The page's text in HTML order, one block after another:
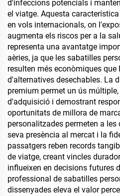
d'infeccions potencials i
el viatge. Aquesta
en vols internacionals, on
augmenta els riscos per a la
representa una avantatge
aèries, ja que les sabatilles
resulten més econòmiques
d'alternatives desechables. La
premium permet un ús
d'adquisició i demostrant
oportunitats de millora de
personalitzades permeten a
seva presència al mercat i la
passatgers reben records
de viatge, creant vincles
influeixen en decisions futures
professional de sabatilles
dissenyades eleva el valor